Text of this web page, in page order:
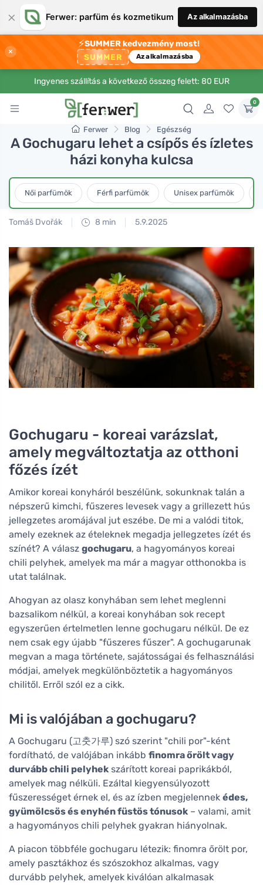
× Ferwer: parfüm és kozmetikum Az alkalmazásba
×
⚡SUMMER kedvezmény most!
SUMMER Az alkalmazásba
Ingyenes szállítás a következő összeg felett: 80 EUR
0
Ferwer Blog Egészség
A Gochugaru lehet a csípős és ízletes
házi konyha kulcsa
Női parfümök Férfi parfümök Unisex parfümök
Tomáš Dvořák 8 min 5.9.2025
Gochugaru - koreai varázslat,
amely megváltoztatja az otthoni
főzés ízét
Amikor koreai konyháról beszélünk, sokunknak talán a
népszerű kimchi, fűszeres levesek vagy a grillezett hús
jellegzetes aromájával jut eszébe. De mi a valódi titok,
amely ezeknek az ételeknek megadja jellegzetes ízét és
színét? A válasz gochugaru, a hagyományos koreai
chili pelyhek, amelyek ma már a magyar otthonokba is
utat találnak.
Ahogyan az olasz konyhában sem lehet meglenni
bazsalikom nélkül, a koreai konyhában sok recept
egyszerűen értelmetlen lenne gochugaru nélkül. De ez
nem csak egy újabb "fűszeres fűszer". A gochugarunak
megvan a maga története, sajátosságai és felhasználási
módjai, amelyek megkülönböztetik a hagyományos
chilitől. Erről szól ez a cikk.
Mi is valójában a gochugaru?
A Gochugaru (고춧가루) szó szerint "chili por"-ként
fordítható, de valójában inkább finomra őrölt vagy
durvább chili pelyhek szárított koreai paprikákból,
amelyek mag nélküli. Ezáltal kiegyensúlyozott
fűszerességet érnek el, és az ízben megjelennek édes,
gyümölcsös és enyhén füstös tónusok – valami, amit
a hagyományos chili pelyhek gyakran hiányolnak.
A piacon többféle gochugaru létezik: finomra őrölt por,
amely pasztákhoz és szószokhoz alkalmas, vagy
durvább pelyhek, amelyek kiválóan alkalmasak